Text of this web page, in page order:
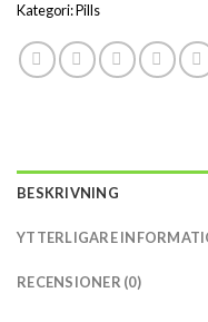
Kategori:Pills
BESKRIVNING
YTTERLIGARE
RECENSIONER (0)